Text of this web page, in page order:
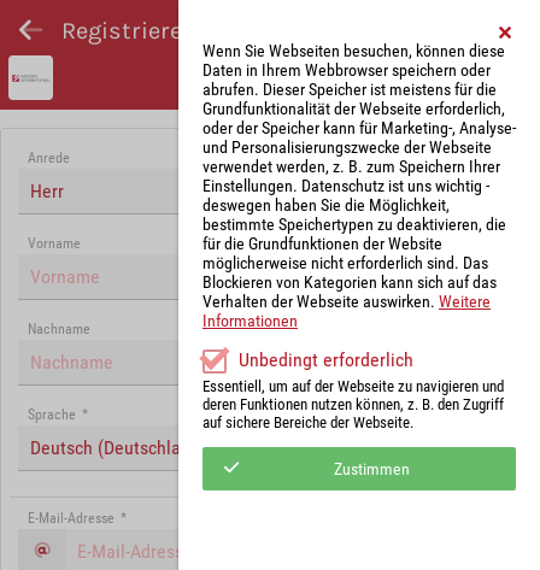
Registrieren und Angebot abgeben
Anrede
Herr
Vorname
Nachname
Sprache *
Deutsch (Deutschland)
E-Mail-Adresse *
Wenn Sie Webseiten besuchen, können diese
Daten in Ihrem Webbrowser speichern oder
abrufen. Dieser Speicher ist meistens für die
Grundfunktionalität der Webseite erforderlich,
oder der Speicher kann für Marketing-, Analyse-
und Personalisierungszwecke der Webseite
verwendet werden, z. B. zum Speichern Ihrer
Einstellungen. Datenschutz ist uns wichtig -
deswegen haben Sie die Möglichkeit,
bestimmte Speichertypen zu deaktivieren, die
für die Grundfunktionen der Website
möglicherweise nicht erforderlich sind. Das
Blockieren von Kategorien kann sich auf das
Verhalten der Webseite auswirken. Weitere
Informationen
Unbedingt erforderlich
Essentiell, um auf der Webseite zu navigieren und
deren Funktionen nutzen können, z. B. den Zugriff
auf sichere Bereiche der Webseite.
Zustimmen